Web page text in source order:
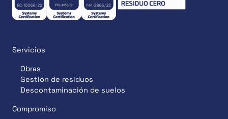
Servicios
Obras
Gestión de residuos
Descontaminación de suelos
Compromiso